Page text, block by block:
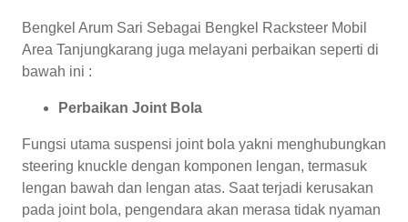
Bengkel Arum Sari Sebagai Bengkel Racksteer Mobil
Area Tanjungkarang juga melayani perbaikan seperti di
bawah ini :
Perbaikan Joint Bola
Fungsi utama suspensi joint bola yakni menghubungkan
steering knuckle dengan komponen lengan, termasuk
lengan bawah dan lengan atas. Saat terjadi kerusakan
pada joint bola, pengendara akan merasa tidak nyaman